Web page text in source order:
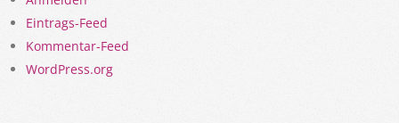
Eintrags-Feed
Kommentar-Feed
WordPress.org